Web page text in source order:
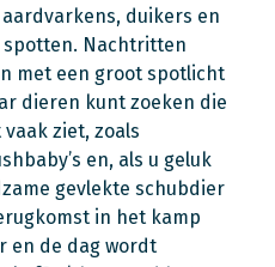
duikers en
Nachtritten
met een groot spotlicht
dieren kunt zoeken die
ziet, zoals
en, als u geluk
gevlekte schubdier
in het kamp
en de dag wordt